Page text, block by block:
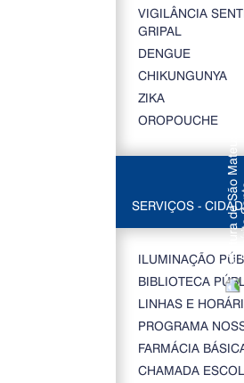
VIGILÂNCIA
GRIPAL
DENGUE
CHIKUNGUNYA
ZIKA
OROPOUCHE
SERVIÇOS -
ILUMINAÇÃO
BIBLIOTECA
LINHAS E
PROGRAMA
FARMÁCIA
CHAMADA